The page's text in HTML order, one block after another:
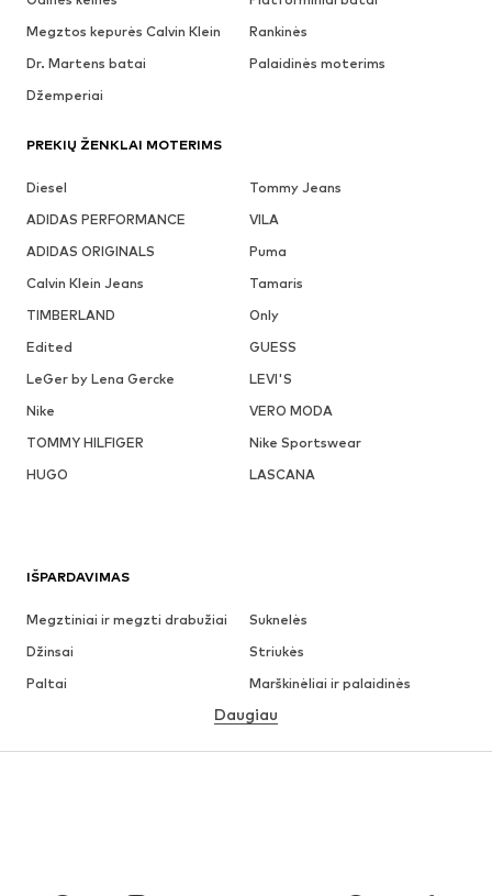
Megztos kepurės Calvin Klein
Rankinės
Dr. Martens batai
Palaidinės moterims
Džemperiai
PREKIŲ ŽENKLAI MOTERIMS
Diesel
Tommy Jeans
ADIDAS PERFORMANCE
VILA
ADIDAS ORIGINALS
Puma
Calvin Klein Jeans
Tamaris
TIMBERLAND
Only
Edited
GUESS
LeGer by Lena Gercke
LEVI'S
Nike
VERO MODA
TOMMY HILFIGER
Nike Sportswear
HUGO
LASCANA
IŠPARDAVIMAS
Megztiniai ir megzti drabužiai
Suknelės
Džinsai
Striukės
Paltai
Marškinėliai ir palaidinės
Apatiniai
Daugiau